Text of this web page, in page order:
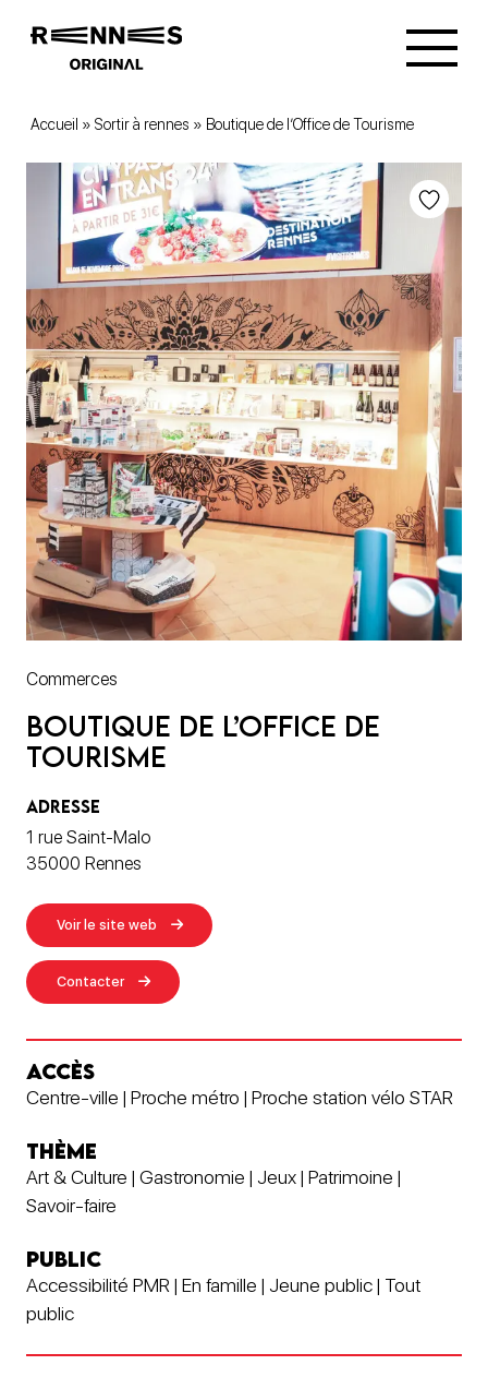
Accueil » Sortir à rennes » Boutique de l’Office de Tourisme
Commerces
Boutique de l’Office de
Tourisme
ADRESSE
1 rue Saint-Malo
35000 Rennes
Voir le site web
Contacter
ACCÈS
Centre-ville | Proche métro | Proche station vélo STAR
THÈME
Art & Culture | Gastronomie | Jeux | Patrimoine |
Savoir-faire
PUBLIC
Accessibilité PMR | En famille | Jeune public | Tout
public